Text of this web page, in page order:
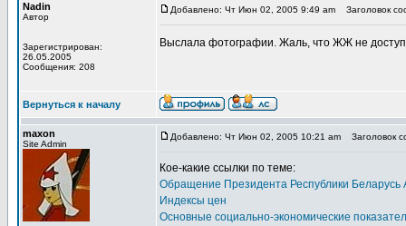
Nadin
Автор
Зарегистрирован:
26.05.2005
Сообщения: 208
Добавлено: Чт Июн 02, 2005 9:49 am Заголовок
Выслала фотографии. Жаль, что ЖЖ не
Вернуться к началу
maxon
Site Admin
Добавлено: Чт Июн 02, 2005 10:21 am Заголовок
Кое-какие ссылки по теме:
Обращение Президента Республики
Индексы цен
Основные социально-экономические